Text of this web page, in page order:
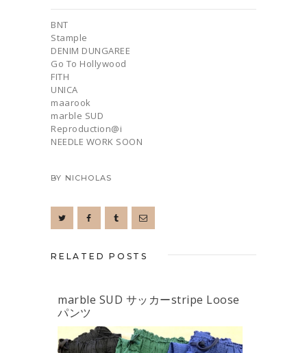
BNT
Stample
DENIM DUNGAREE
Go To Hollywood
FITH
UNICA
maarook
marble SUD
Reproduction@i
NEEDLE WORK SOON
BY NICHOLAS
RELATED POSTS
marble SUD サッカーstripe Loose
パンツ